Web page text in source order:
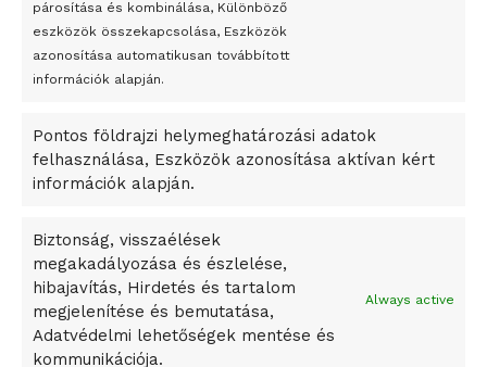
párosítása és kombinálása, Különböző
eszközök összekapcsolása, Eszközök
azonosítása automatikusan továbbított
információk alapján.
Pontos földrajzi helymeghatározási adatok
felhasználása, Eszközök azonosítása aktívan kért
információk alapján.
Biztonság, visszaélések
megakadályozása és észlelése,
hibajavítás, Hirdetés és tartalom
megjelenítése és bemutatása,
Adatvédelmi lehetőségek mentése és
kommunikációja.
Always active
Megveszi az osztrák Wienerberger az amerikai Meridian
Bricket
A Startup Campus egyetemi programjainak legjobbjai az
A Ringo Starr új albummal jelentkezik
A Vajdasági Magyar Szövetség államtitkárait kinevezték
Dzsingisz kán hódító hadjárata okozta
Kuramagomedov ötödik, Muszukajev elődöntős – Birkózó
világkupa